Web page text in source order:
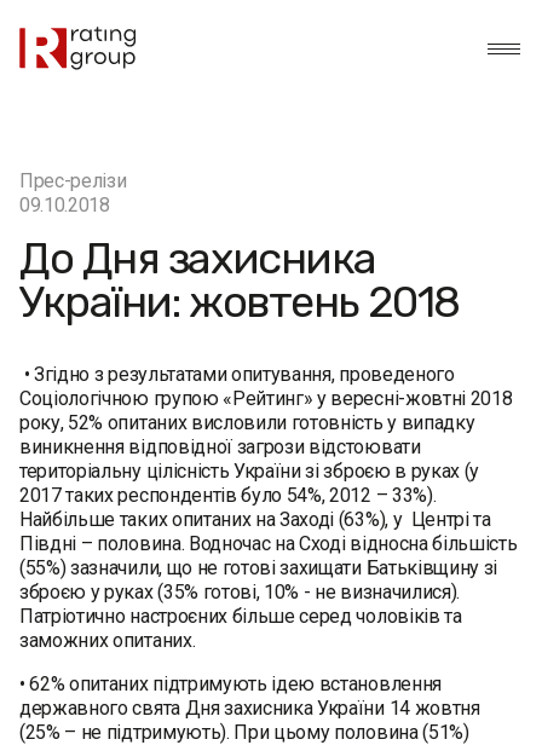
Прес-релізи
09.10.2018
До Дня захисника
України: жовтень 2018
• Згідно з результатами опитування, проведеного
Соціологічною групою «Рейтинг» у вересні-жовтні 2018
року, 52% опитаних висловили готовність у випадку
виникнення відповідної загрози відстоювати
територіальну цілісність України зі зброєю в руках (у
2017 таких респондентів було 54%, 2012 – 33%).
Найбільше таких опитаних на Заході (63%), у Центрі та
Півдні – половина. Водночас на Сході відносна більшість
(55%) зазначили, що не готові захищати Батьківщину зі
зброєю у руках (35% готові, 10% - не визначилися).
Патріотично настроєних більше серед чоловіків та
заможних опитаних.
• 62% опитаних підтримують ідею встановлення
державного свята Дня захисника України 14 жовтня
(25% – не підтримують). При цьому половина (51%)